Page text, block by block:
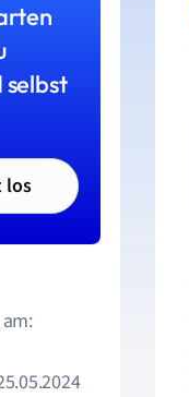
selbst
los